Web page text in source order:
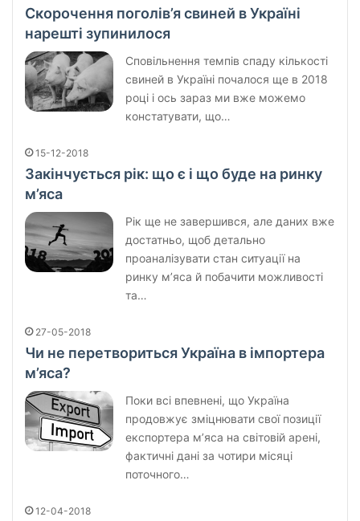
Скорочення поголів’я свиней в Україні
нарешті зупинилося
Сповільнення темпів спаду кількості
свиней в Україні почалося ще в 2018
році і ось зараз ми вже можемо
констатувати, що…
15-12-2018
Закінчується рік: що є і що буде на ринку
м’яса
Рік ще не завершився, але даних вже
достатньо, щоб детально
проаналізувати стан ситуації на
ринку м’яса й побачити можливості
та…
27-05-2018
Чи не перетвориться Україна в імпортера
м’яса?
Поки всі впевнені, що Україна
продовжує зміцнювати свої позиції
експортера м’яса на світовій арені,
фактичні дані за чотири місяці
поточного…
12-04-2018